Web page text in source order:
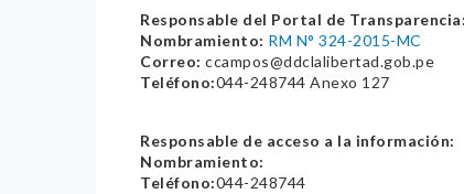
Responsable del Portal de Transparencia:
Nombramiento: RM N° 324-2015-MC
Correo: ccampos@ddclalibertad.gob.pe
Teléfono:044-248744 Anexo 127
Responsable de acceso a la información:
Nombramiento:
Teléfono:044-248744